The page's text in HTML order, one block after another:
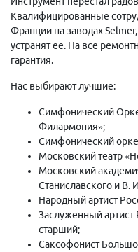
Квалифицированные
Франции на заводах
устранят ее. На все
гарантия.
Нас выбирают лучшие:
Симфонический
Филармония»;
Симфонический
Московский театр
Московский
Станиславского и В.
Народный артист
Заслуженный
старший;
Саксофонист